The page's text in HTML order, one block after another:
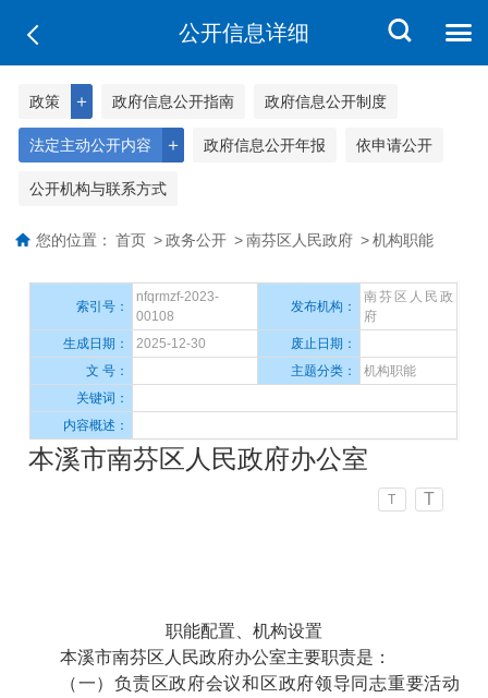
公开信息详细
＋
政策 政府信息公开指南 政府信息公开制度
＋
法定主动公开内容 政府信息公开年报 依申请公开
公开机构与联系方式
您的位置： 首页 > 政务公开 > 南芬区人民政府 > 机构职能
索引号：
nfqrmzf-2023-
00108
发布机构：
南芬区人民政
府
生成日期：
2025-12-30
废止日期：
文 号：
主题分类：
机构职能
关键词：
内容概述：
本溪市南芬区人民政府办公室
T T
职能配置、机构设置
本溪市南芬区人民政府办公室主要职责是：
（一）负责区政府会议和区政府领导同志重要活动